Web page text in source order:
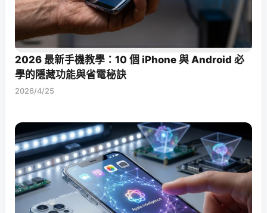
2026 最新手機教學：10 個 iPhone 與 Android 必
學的隱藏功能與省電秘訣
2026/4/25